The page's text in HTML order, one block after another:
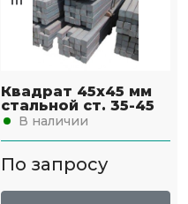
Квадрат 45х45 мм
стальной ст. 35-45
В наличии
По запросу